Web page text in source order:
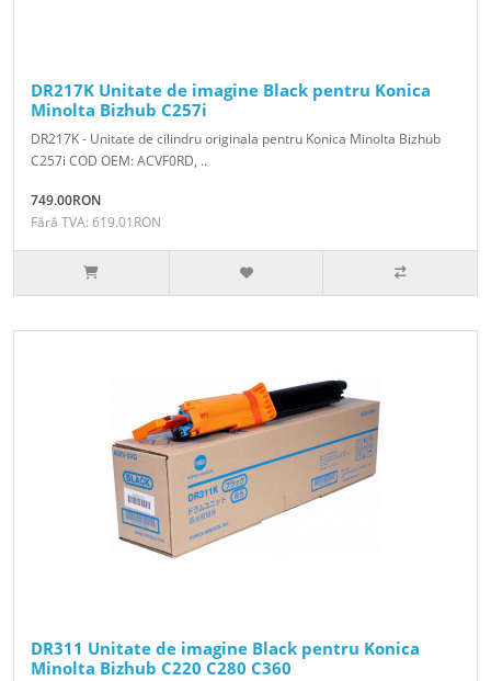
DR217K Unitate de imagine Black pentru Konica
Minolta Bizhub C257i
DR217K - Unitate de cilindru originala pentru Konica Minolta Bizhub
C257i COD OEM: ACVF0RD, ..
749.00RON
Fără TVA: 619.01RON
DR311 Unitate de imagine Black pentru Konica
Minolta Bizhub C220 C280 C360